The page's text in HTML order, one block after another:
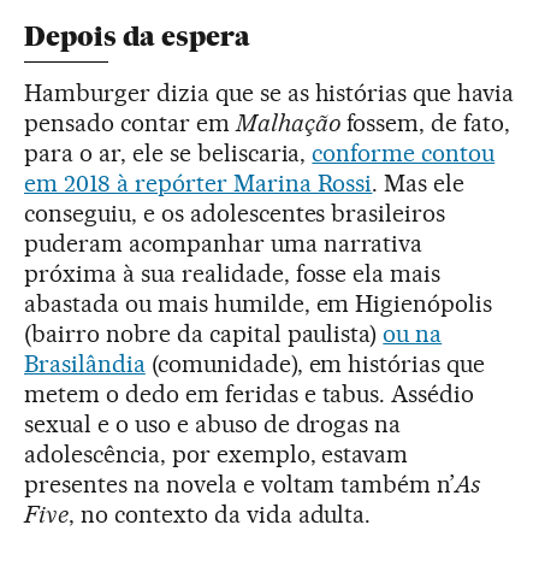
Depois da espera
Hamburger dizia que se as histórias que havia
pensado contar emMalhaçãofossem, de fato,
para o ar, ele se beliscaria,conforme contou
em 2018 à repórter Marina Rossi. Mas ele
conseguiu, e os adolescentes brasileiros
puderam acompanhar uma narrativa
próxima à sua realidade, fosse ela mais
abastada ou mais humilde, em Higienópolis
(bairro nobre da capital paulista)ou na
Brasilândia(comunidade), em histórias que
metem o dedo em feridas e tabus. Assédio
sexual e o uso e abuso de drogas na
adolescência, por exemplo, estavam
presentes na novela e voltam também n’As
Five, no contexto da vida adulta.